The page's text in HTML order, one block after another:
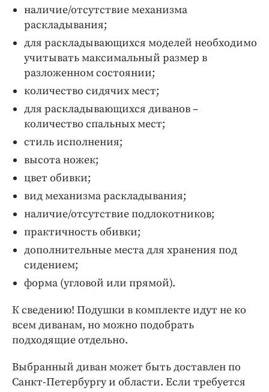
наличие/отсутствие механизма
раскладывания;
для раскладывающихся моделей необходимо
учитывать максимальный размер в
разложенном состоянии;
количество сидячих мест;
для раскладывающихся диванов –
количество спальных мест;
стиль исполнения;
высота ножек;
цвет обивки;
вид механизма раскладывания;
наличие/отсутствие подлокотников;
практичность обивки;
дополнительные места для хранения под
сидением;
форма (угловой или прямой).
К сведению! Подушки в комплекте идут не ко
всем диванам, но можно подобрать
подходящие отдельно.
Выбранный диван может быть доставлен по
Санкт-Петербургу и области. Если требуется